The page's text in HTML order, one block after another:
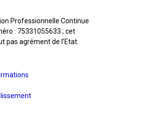
Professionnelle Continue
: 75331055633 ; cet
pas agrément de l’Etat.